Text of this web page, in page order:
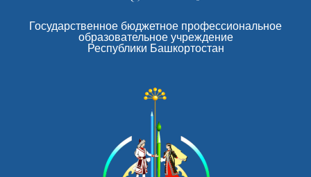
Государственное бюджетное профессиональное
образовательное учреждение
Республики Башкортостан